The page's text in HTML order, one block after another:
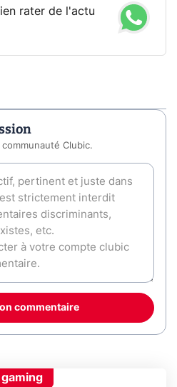
rater de l'actu
Clubic.
commentaire
gaming